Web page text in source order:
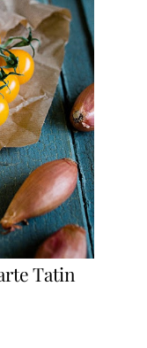
Tatin